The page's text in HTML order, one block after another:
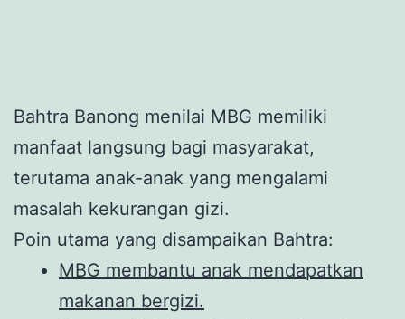
Bahtra Banong menilai MBG memiliki
manfaat langsung bagi masyarakat,
terutama anak-anak yang mengalami
masalah kekurangan gizi.
Poin utama yang disampaikan Bahtra:
MBG membantu anak mendapatkan
makanan bergizi.